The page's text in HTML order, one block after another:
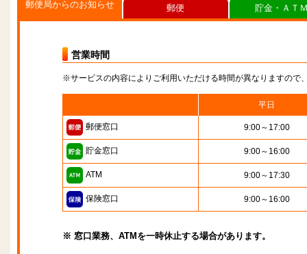
郵便局からのお知らせ
営業時間
※サービスの内容によりご利用いただける時間が異なりますので
平日
郵便窓口 9:00～17:00
貯金窓口 9:00～16:00
ATM 9:00～17:30
保険窓口 9:00～16:00
※ 窓口業務、ATMを一時休止する場合があります。
郵便 貯金・ＡＴ